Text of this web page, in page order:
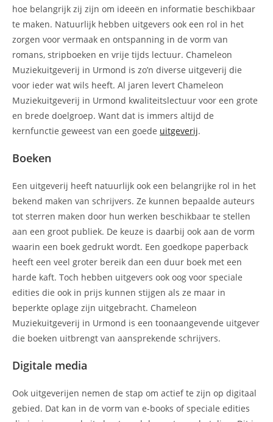
hoe belangrijk zij zijn om ideeën en informatie beschikbaar
te maken. Natuurlijk hebben uitgevers ook een rol in het
zorgen voor vermaak en ontspanning in de vorm van
romans, stripboeken en vrije tijds lectuur. Chameleon
Muziekuitgeverij in Urmond is zo’n diverse uitgeverij die
voor ieder wat wils heeft. Al jaren levert Chameleon
Muziekuitgeverij in Urmond kwaliteitslectuur voor een grote
en brede doelgroep. Want dat is immers altijd de
kernfunctie geweest van een goede uitgeverij.
Boeken
Een uitgeverij heeft natuurlijk ook een belangrijke rol in het
bekend maken van schrijvers. Ze kunnen bepaalde auteurs
tot sterren maken door hun werken beschikbaar te stellen
aan een groot publiek. De keuze is daarbij ook aan de vorm
waarin een boek gedrukt wordt. Een goedkope paperback
heeft een veel groter bereik dan een duur boek met een
harde kaft. Toch hebben uitgevers ook oog voor speciale
edities die ook in prijs kunnen stijgen als ze maar in
beperkte oplage zijn uitgebracht. Chameleon
Muziekuitgeverij in Urmond is een toonaangevende uitgever
die boeken uitbrengt van aansprekende schrijvers.
Digitale media
Ook uitgeverijen nemen de stap om actief te zijn op digitaal
gebied. Dat kan in de vorm van e-books of speciale edities